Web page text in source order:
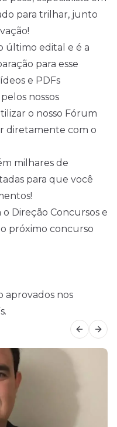
para trilhar, junto
último edital e é a
para esse
e PDFs
nossos
o nosso Fórum
diretamente com o
milhares de
para que você
Direção Concursos e
próximo concurso
aprovados nos